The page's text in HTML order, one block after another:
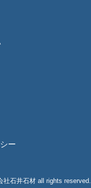
ー
社石井石材 all rights reserved.